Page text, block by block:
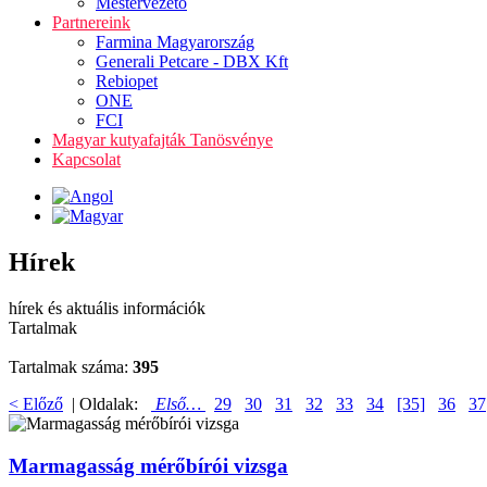
Partnereink
Farmina Magyarország
Generali Petcare - DBX Kft
Rebiopet
ONE
FCI
Magyar kutyafajták Tanösvénye
Kapcsolat
Hírek
hírek és aktuális információk
Tartalmak
Tartalmak száma: 395
< Előző | Oldalak: Első… 29 30 31 32 33 34 [35] 36 37
Marmagasság mérőbírói vizsga